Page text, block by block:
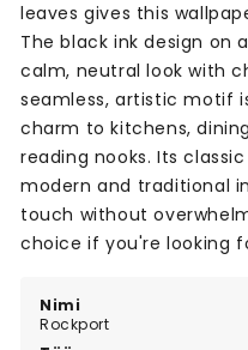
Nimi
Rockport
leaves gives this
The black ink design on
calm, neutral look with
seamless, artistic motif
charm to kitchens,
reading nooks. Its
modern and traditional
touch without
choice if you're looking